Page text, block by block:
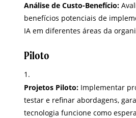
Análise de Custo-Benefício:
benefícios potenciais de
IA em diferentes áreas da
Piloto
Projetos Piloto: Implementar
testar e refinar abordagens,
tecnologia funcione como